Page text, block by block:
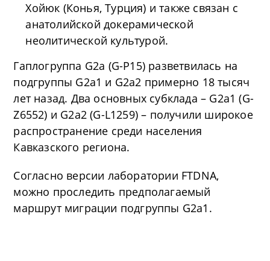
Хойюк (Конья, Турция) и также связан с
анатолийской докерамической
неолитической культурой.
Гаплогруппа G2a (G-P15) разветвилась на
подгруппы G2a1 и G2a2 примерно 18 тысяч
лет назад. Два основных субклада – G2a1 (G-
Z6552) и G2a2 (G-L1259) – получили широкое
распространение среди населения
Кавказского региона.
Согласно версии лаборатории FTDNA,
можно проследить предполагаемый
маршрут миграции подгруппы G2a1.